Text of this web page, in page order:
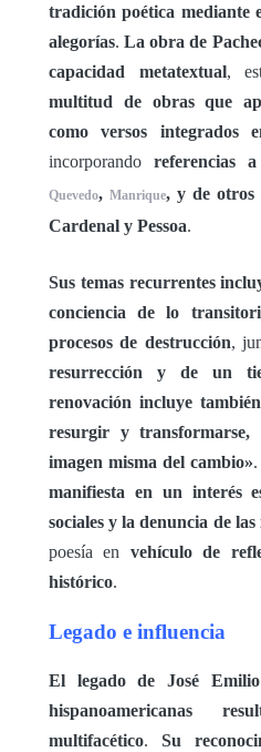
tradición poética mediante
alegorías.La obra de
capacidad metatextual,
multitud de obras que
como versos integrados
incorporandoreferencias
Quevedo, Manrique, y de otros
Cardenal y Pessoa.
Sus temas recurrentes
conciencia de lo
procesos de destrucción,
resurrección y de un
renovación incluye
resurgir y
imagen misma del cambio».
manifiesta en un interés
sociales y la denuncia de
poesía en vehículo de
histórico.
Legado e influencia
El legado de José
hispanoamericanas
multifacético. Su